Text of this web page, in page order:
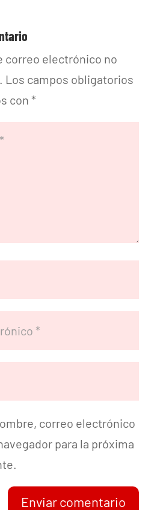
correo electrónico no
Los campos obligatorios
con *
correo electrónico
para la próxima
Enviar comentario